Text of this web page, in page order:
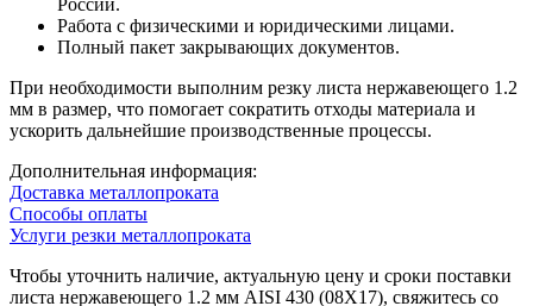
Работа с физическими и юридическими лицами.
Полный пакет закрывающих документов.
При необходимости выполним резку листа нержавеющего 1.2
мм в размер, что помогает сократить отходы материала и
ускорить дальнейшие производственные процессы.
Дополнительная информация:
Доставка металлопроката
Способы оплаты
Услуги резки металлопроката
Чтобы уточнить наличие, актуальную цену и сроки поставки
листа нержавеющего 1.2 мм AISI 430 (08Х17), свяжитесь со